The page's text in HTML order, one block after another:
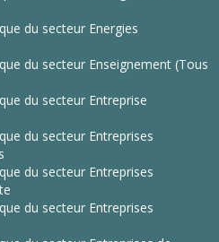
du secteur Energies
du secteur Enseignement (Tous
du secteur Entreprise
du secteur Entreprises
du secteur Entreprises
du secteur Entreprises